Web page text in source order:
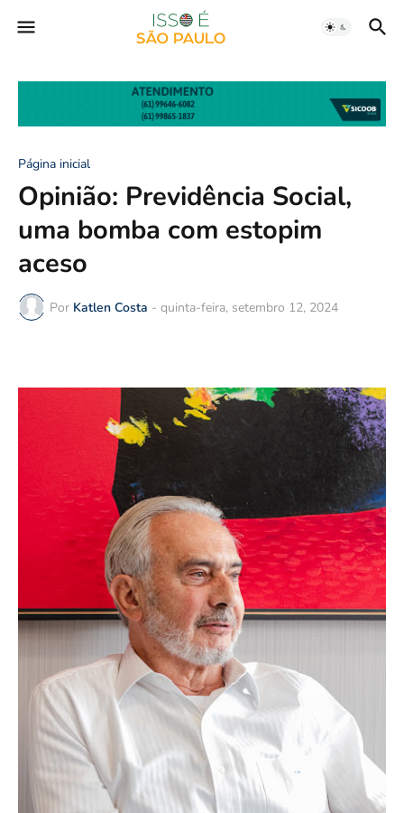
Página inicial
Opinião: Previdência Social,
uma bomba com estopim
aceso
Por Katlen Costa - quinta-feira, setembro 12, 2024